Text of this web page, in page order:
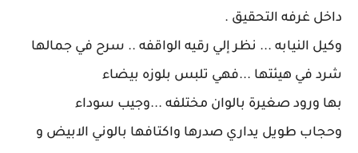
داخل غرفه التحقيق .
وكيل النيابه ... نظر إلي رقيه الواقفه .. سرح في جمالها
شرد في هيئتها ...فهي تلبس بلوزه بيضاء
بها ورود صغيرة بالوان مختلفه ...وجيب سوداء
وحجاب طويل يداري صدرها واكتافها بالوني الابيض و